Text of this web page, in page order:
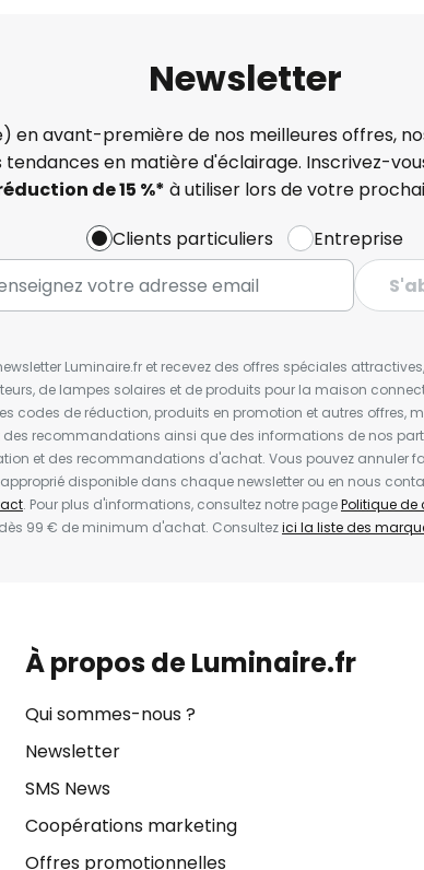
Newsletter
en avant-première de nos meilleures offres,
tendances en matière d'éclairage. Inscrivez-
de 15 %* à utiliser lors de votre
Clients particuliers
Entreprise
Luminaire.fr et recevez des offres spéciales
de lampes solaires et de produits pour la maison
codes de réduction, produits en promotion et autres offres,
des recommandations ainsi que des informations de nos
et des recommandations d'achat. Vous pouvez annuler
disponible dans chaque newsletter ou en nous
. Pour plus d'informations, consultez notre pagePolitique
99 € de minimum d'achat. Consultezici la liste des
À propos de Luminaire.fr
Qui sommes-nous ?
Newsletter
SMS News
Coopérations marketing
Offres promotionnelles